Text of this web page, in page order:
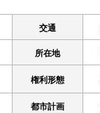
交通
所在地
権利形態
都市計画